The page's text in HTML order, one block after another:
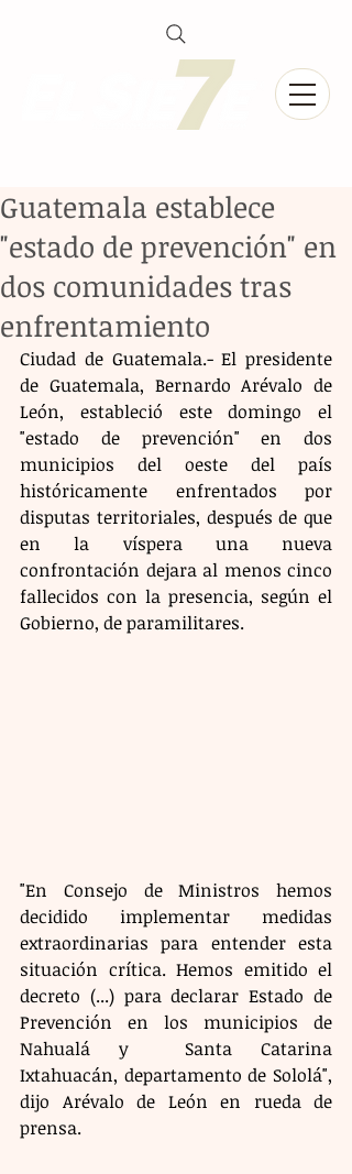
Guatemala establece
"estado de prevención" en
dos comunidades tras
enfrentamiento
Ciudad de Guatemala.- El presidente
de Guatemala, Bernardo Arévalo de
León, estableció este domingo el
"estado de prevención" en dos
municipios del oeste del país
históricamente enfrentados por
disputas territoriales, después de que
en la víspera una nueva
confrontación dejara al menos cinco
fallecidos con la presencia, según el
Gobierno, de paramilitares.
"En Consejo de Ministros hemos
decidido implementar medidas
extraordinarias para entender esta
situación crítica. Hemos emitido el
decreto (...) para declarar Estado de
Prevención en los municipios de
Nahualá y  Santa Catarina
Ixtahuacán, departamento de Sololá",
dijo Arévalo de León en rueda de
prensa.